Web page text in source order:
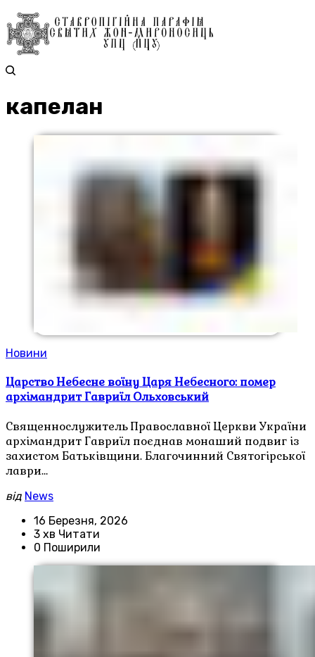
капелан
Новини
Царство Небесне воїну Царя Небесного: помер
архімандрит Гавриїл Ольховський
Священнослужитель Православної Церкви України
архімандрит Гавриїл поєднав монаший подвиг із
захистом Батьківщини. Благочинний Святогірської
лаври…
від News
16 Березня, 2026
3 хв Читати
0 Поширили